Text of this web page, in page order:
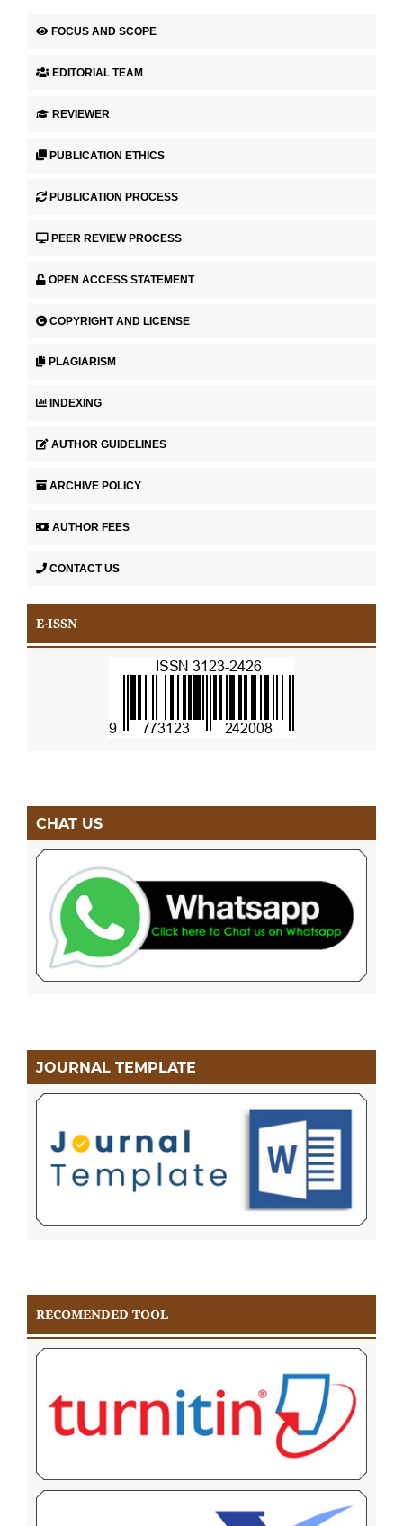
FOCUS AND SCOPE
EDITORIAL TEAM
REVIEWER
PUBLICATION ETHICS
PUBLICATION PROCESS
PEER REVIEW PROCESS
OPEN ACCESS STATEMENT
COPYRIGHT AND LICENSE
PLAGIARISM
INDEXING
AUTHOR GUIDELINES
ARCHIVE POLICY
AUTHOR FEES
CONTACT US
E-ISSN
CHAT US
JOURNAL TEMPLATE
RECOMENDED TOOL